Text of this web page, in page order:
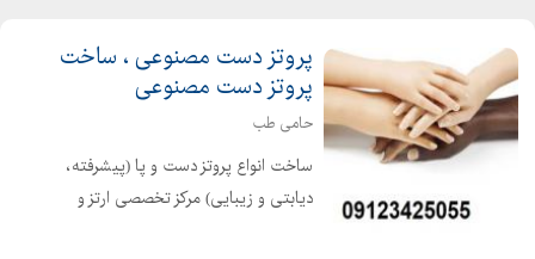
پروتز دست مصنوعی ، ساخت
پروتز دست مصنوعی
حامی طب
ساخت انواع پروتز دست و پا (پیشرفته،
دیابتی و زیبایی) مرکز تخصصی ارتز و